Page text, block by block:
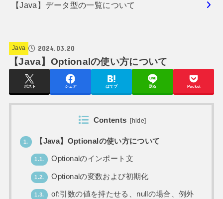
【Java】データ型の一覧について
Java 2024.03.20
【Java】Optionalの使い方について
ポスト シェア はてブ 送る Pocket
Contents [hide]
1. 【Java】Optionalの使い方について
1.1. Optionalのインポート文
1.2. Optionalの変数および初期化
1.3. of:引数の値を持たせる、nullの場合、例外